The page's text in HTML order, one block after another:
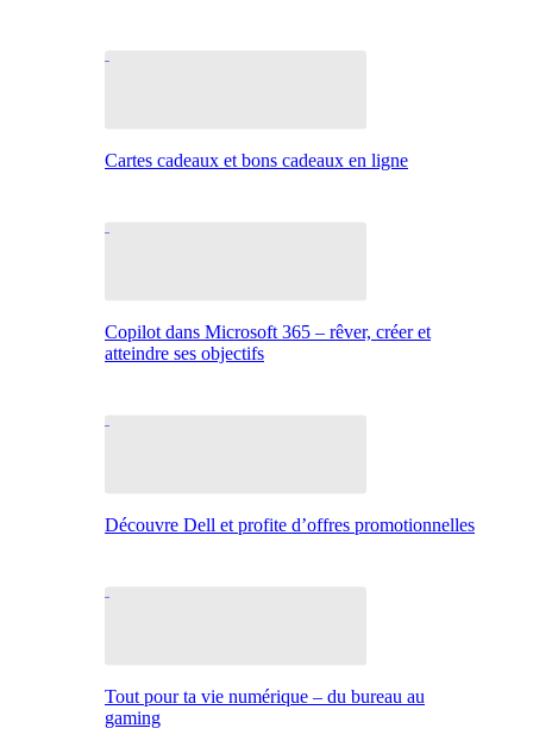
Cartes cadeaux et bons cadeaux en ligne
Copilot dans Microsoft 365 – rêver, créer et
atteindre ses objectifs
Découvre Dell et profite d’offres promotionnelles
Tout pour ta vie numérique – du bureau au
gaming